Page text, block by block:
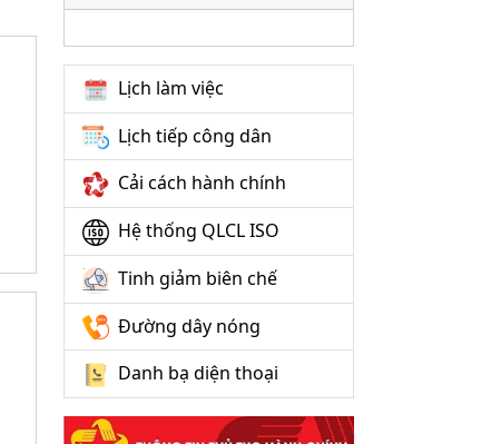
Lịch làm việc
Lịch tiếp công dân
Cải cách hành chính
Hệ thống QLCL ISO
Tinh giảm biên chế
Đường dây nóng
Danh bạ diện thoại